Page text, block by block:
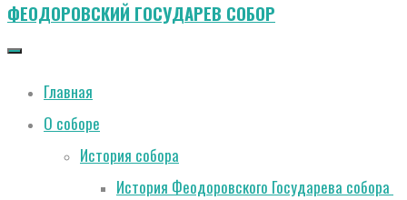
ФЕОДОРОВСКИЙ ГОСУДАРЕВ СОБОР
Главная
О соборе
История собора
История Феодоровского Государева собора